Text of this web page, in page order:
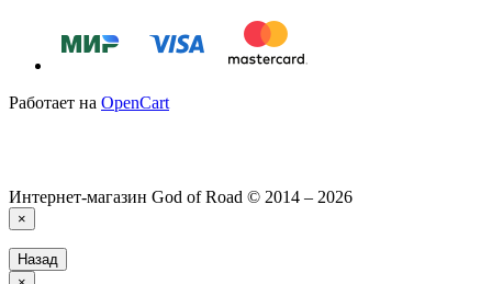
Работает на OpenCart
Интернет-магазин God of Road © 2014 – 2026
×
Назад